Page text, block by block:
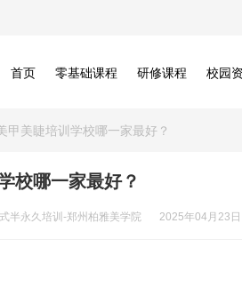
首页 零基础课程 研修课程 校园
甲美睫培训学校哪一家最好？
校哪一家最好？
半永久培训-郑州柏雅美学院 2025年04月23日